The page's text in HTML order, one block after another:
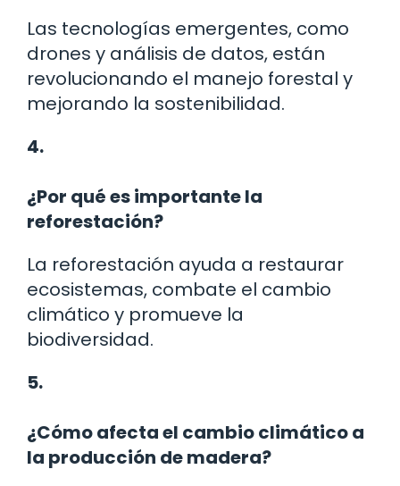
Las tecnologías emergentes, como
drones y análisis de datos, están
revolucionando el manejo forestal y
mejorando la sostenibilidad.
4.
¿Por qué es importante la
reforestación?
La reforestación ayuda a restaurar
ecosistemas, combate el cambio
climático y promueve la
biodiversidad.
5.
¿Cómo afecta el cambio climático a
la producción de madera?